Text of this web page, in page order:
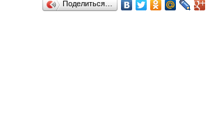
Поделиться…